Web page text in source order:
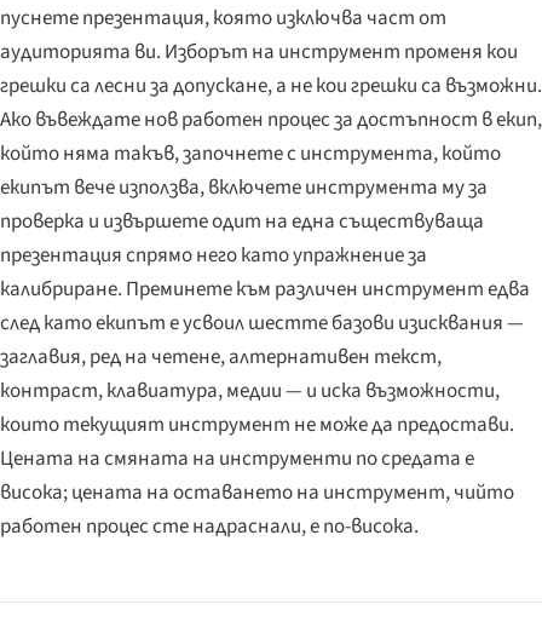
пуснете презентация, която изключва част от
аудиторията ви. Изборът на инструмент променя кои
грешки са лесни за допускане, а не кои грешки са възможни.
Ако въвеждате нов работен процес за достъпност в екип,
който няма такъв, започнете с инструмента, който
екипът вече използва, включете инструмента му за
проверка и извършете одит на една съществуваща
презентация спрямо него като упражнение за
калибриране. Преминете към различен инструмент едва
след като екипът е усвоил шестте базови изисквания —
заглавия, ред на четене, алтернативен текст,
контраст, клавиатура, медии — и иска възможности,
които текущият инструмент не може да предостави.
Цената на смяната на инструменти по средата е
висока; цената на оставането на инструмент, чийто
работен процес сте надраснали, е по-висока.